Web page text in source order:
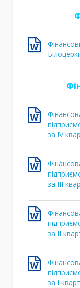
за ІV
за ІІI
за ІI
за І